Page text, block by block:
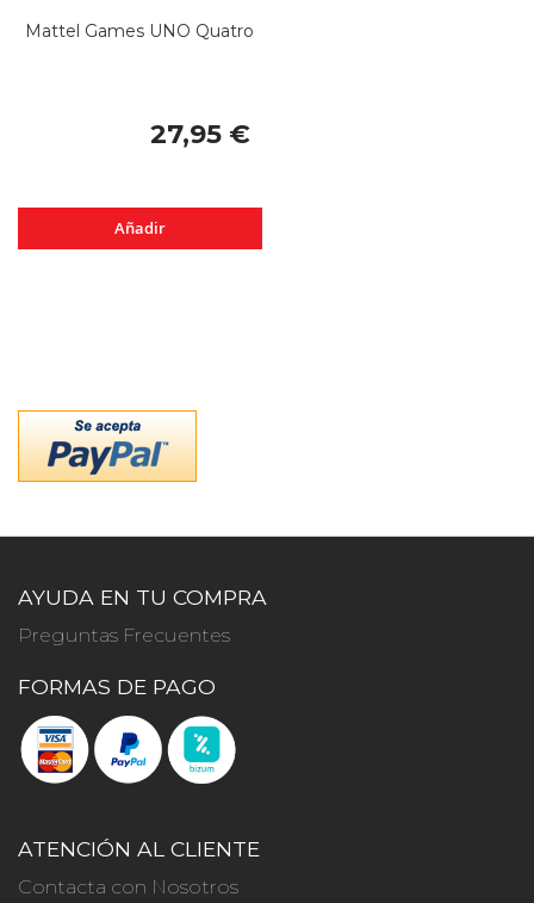
Mattel Games UNO Quatro
27,95 €
Añadir
AYUDA EN TU COMPRA
Preguntas Frecuentes
FORMAS DE PAGO
ATENCIÓN AL CLIENTE
Contacta con Nosotros